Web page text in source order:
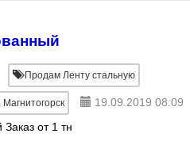
Продам Ленту стальную
19.09.2019 08:09
от 1 тн